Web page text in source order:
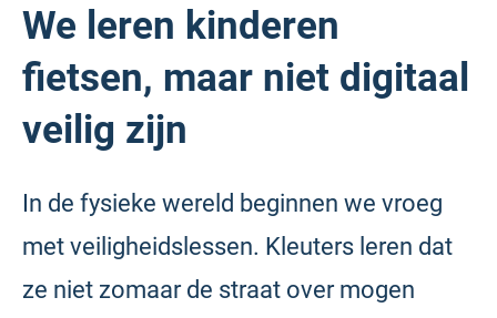
We leren kinderen
fietsen, maar niet digitaal
veilig zijn
In de fysieke wereld beginnen we vroeg
met veiligheidslessen. Kleuters leren dat
ze niet zomaar de straat over mogen